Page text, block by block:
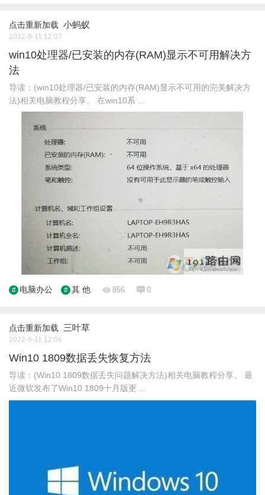
点击重新加载 小蚂蚁
2022-9-11 12:07
win10处理器/已安装的内存(RAM)显示不可用解决方
法
导读：(win10处理器/已安装的内存(RAM)显示不可用的完美解决方
法)相关电脑教程分享。 在win10系 ...
电脑办公 其 他 856 0
点击重新加载 三叶草
2022-9-11 12:06
Win10 1809数据丢失恢复方法
导读：(Win10 1809数据丢失问题解决方法)相关电脑教程分享。 最
近微软发布了Win10 1809十月版更 ...